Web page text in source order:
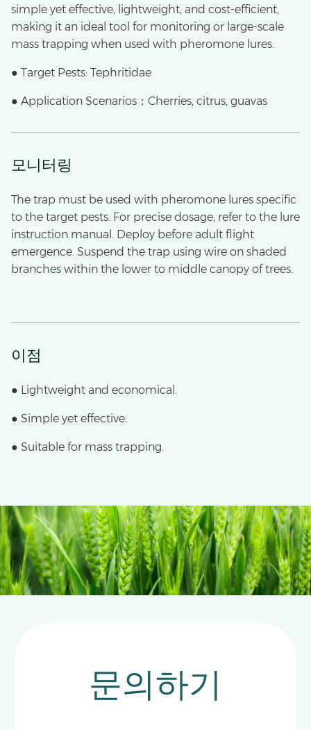
simple yet effective, lightweight, and cost-efficient,
making it an ideal tool for monitoring or large-scale
mass trapping when used with pheromone lures.
● Target Pests: Tephritidae
● Application Scenarios：Cherries, citrus, guavas
모니터링
The trap must be used with pheromone lures specific
to the target pests. For precise dosage, refer to the lure
instruction manual. Deploy before adult flight
emergence. Suspend the trap using wire on shaded
branches within the lower to middle canopy of trees.
이점
● Lightweight and economical.
● Simple yet effective.
● Suitable for mass trapping.
문의하기